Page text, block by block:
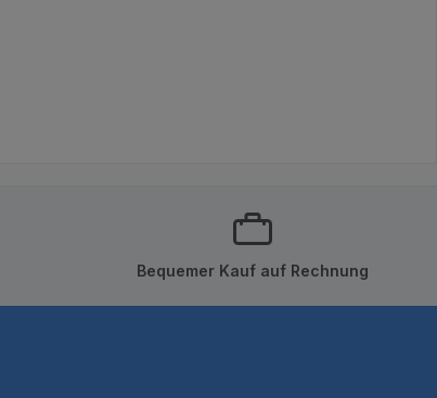
Bequemer Kauf auf Rechnung